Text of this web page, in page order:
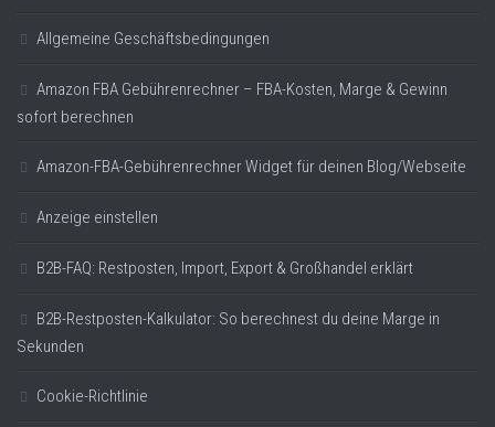
Allgemeine Geschäftsbedingungen
Amazon FBA Gebührenrechner – FBA-Kosten, Marge & Gewinn
sofort berechnen
Amazon-FBA-Gebührenrechner Widget für deinen Blog/Webseite
Anzeige einstellen
B2B-FAQ: Restposten, Import, Export & Großhandel erklärt
B2B-Restposten-Kalkulator: So berechnest du deine Marge in
Sekunden
Cookie-Richtlinie